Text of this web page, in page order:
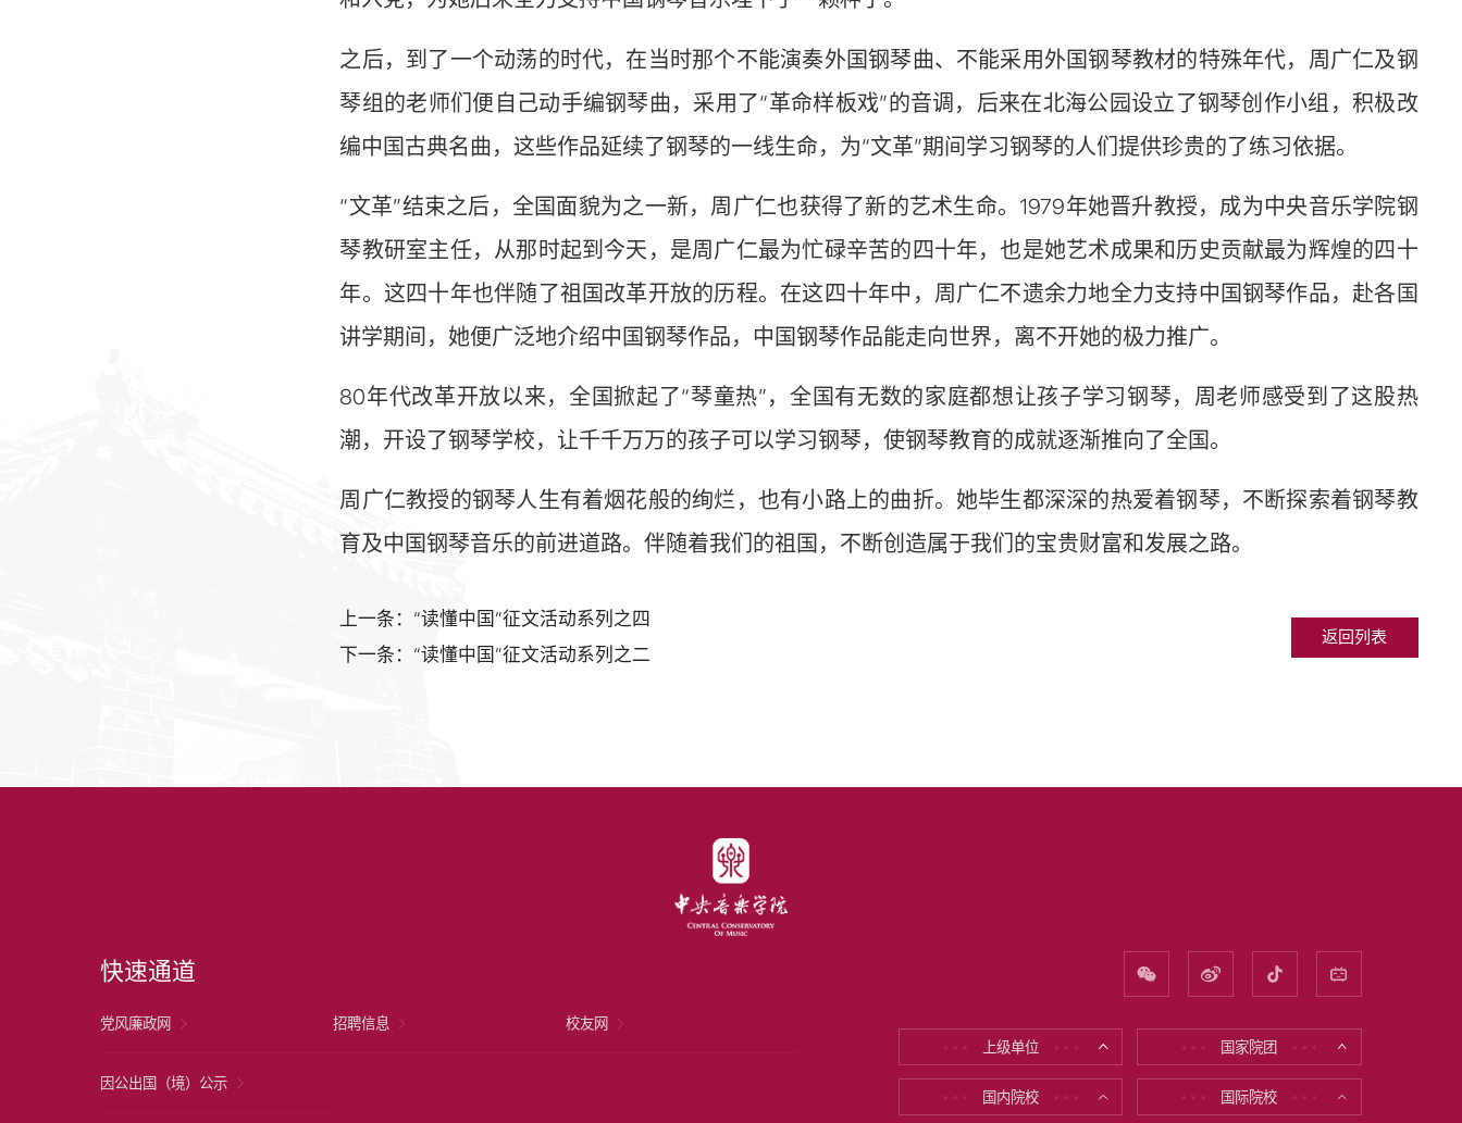
之后，到了一个动荡的时代，在当时那个不能演奏外国钢琴曲、不能采用外国钢琴教材的特殊年代，周广仁及钢
琴组的老师们便自己动手编钢琴曲，采用了“革命样板戏”的音调，后来在北海公园设立了钢琴创作小组，积极改
编中国古典名曲，这些作品延续了钢琴的一线生命，为“文革”期间学习钢琴的人们提供珍贵的了练习依据。
“文革”结束之后，全国面貌为之一新，周广仁也获得了新的艺术生命。1979年她晋升教授，成为中央音乐学院钢
琴教研室主任，从那时起到今天，是周广仁最为忙碌辛苦的四十年，也是她艺术成果和历史贡献最为辉煌的四十
年。这四十年也伴随了祖国改革开放的历程。在这四十年中，周广仁不遗余力地全力支持中国钢琴作品，赴各国
讲学期间，她便广泛地介绍中国钢琴作品，中国钢琴作品能走向世界，离不开她的极力推广。
80年代改革开放以来，全国掀起了“琴童热”，全国有无数的家庭都想让孩子学习钢琴，周老师感受到了这股热
潮，开设了钢琴学校，让千千万万的孩子可以学习钢琴，使钢琴教育的成就逐渐推向了全国。
周广仁教授的钢琴人生有着烟花般的绚烂，也有小路上的曲折。她毕生都深深的热爱着钢琴，不断探索着钢琴教
育及中国钢琴音乐的前进道路。伴随着我们的祖国，不断创造属于我们的宝贵财富和发展之路。
上一条：“读懂中国”征文活动系列之四
下一条：“读懂中国”征文活动系列之二
返回列表
快速通道
党风廉政网 招聘信息 校友网
因公出国（境）公示
* * * 上级单位 * * * * * * 国家院团 * * *
* * * 国内院校 * * * * * * 国际院校 * * *